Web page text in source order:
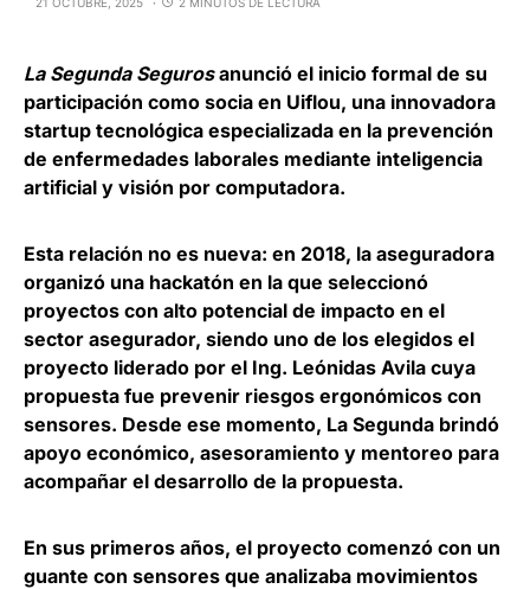
La Segunda Segurosanunció el inicio formal de su
participación como socia en Uiflou, una innovadora
startup tecnológica especializada en la prevención
de enfermedades laborales mediante inteligencia
artificial y visión por computadora.
Esta relación no es nueva: en 2018, la aseguradora
organizó una hackatón en la que seleccionó
proyectos con alto potencial de impacto en el
sector asegurador, siendo uno de los elegidos el
proyecto liderado por el Ing. Leónidas Avila cuya
propuesta fue prevenir riesgos ergonómicos con
sensores. Desde ese momento, La Segunda brindó
apoyo económico, asesoramiento y mentoreo para
acompañar el desarrollo de la propuesta.
En sus primeros años, el proyecto comenzó con un
guante con sensores que analizaba movimientos